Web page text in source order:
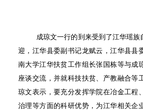
成琼文一行的到来受到了江华瑶族
迎，江华县委副书记龙赋云，江华县县
南大学江华扶贫工作组长张国栋等与成
座谈交流，并就科技扶贫、产教融合等
琼文表示，要充分发挥学院在冶金工程
治理等方面的科研优势，为江华相关企